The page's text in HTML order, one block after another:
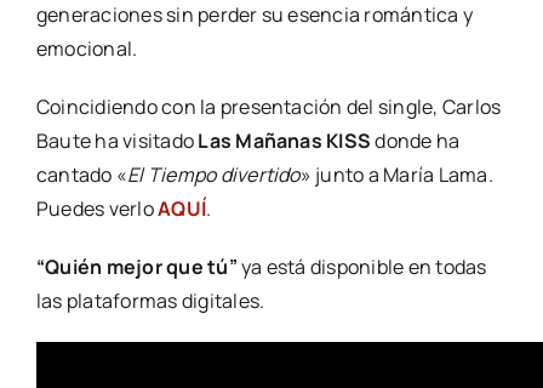
generaciones sin perder su esencia romántica y
emocional.
Coincidiendo con la presentación del single, Carlos
Baute ha visitadoLas Mañanas KISSdonde ha
cantado «El Tiempo divertido» junto a María Lama.
Puedes verloAQUÍ.
“Quién mejor que tú”ya está disponible en todas
las plataformas digitales.